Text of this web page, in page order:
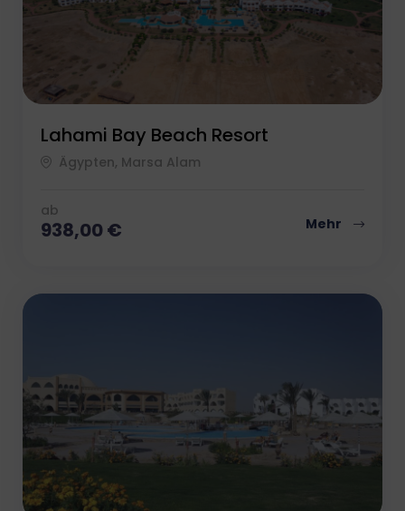
Lahami Bay Beach Resort
Ägypten, Marsa Alam
ab
938,00€ Mehr